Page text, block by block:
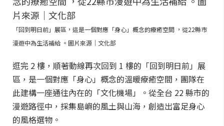
「回到明日前」展區，這是一個對應「身心」概念的療癒空間 ，從22縣市
漫遊中為生活補給 。圖片來源｜文化部
逛完 2 樓，順著動線再次回到 1 樓的「回到明日前」展
區，是一個對應「身心」概念的溫暖療癒空間，團隊在
此建構一座通往內在的「文化機場」。從全台 22 縣市的
漫遊路徑中，採集島嶼的風土與山海，創造出富足身心
的風格選物。